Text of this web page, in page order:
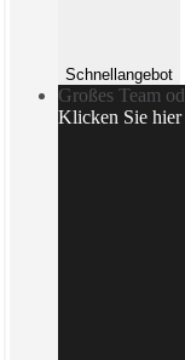
Schnellangebot
Großes Team
Klicken Sie hier